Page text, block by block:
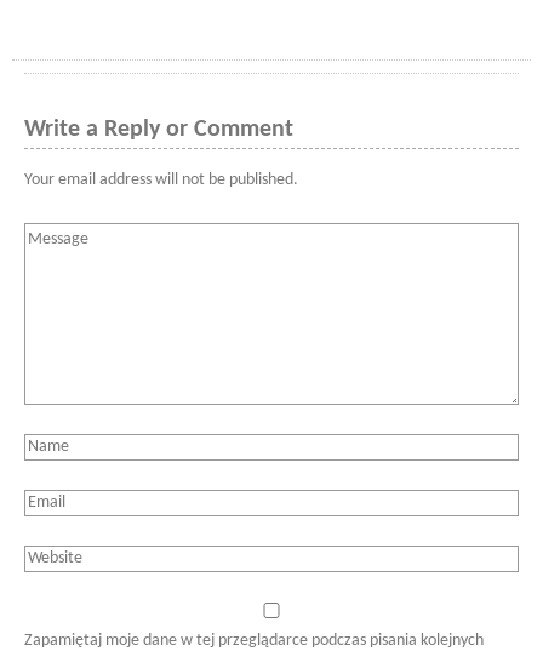
Write a Reply or Comment
Your email address will not be published.
Zapamiętaj moje dane w tej przeglądarce podczas pisania kolejnych